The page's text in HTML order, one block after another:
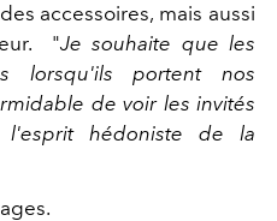
accessoires, mais aussi
"Je souhaite que les
lorsqu'ils portent nos
de voir les invités
hédoniste de la